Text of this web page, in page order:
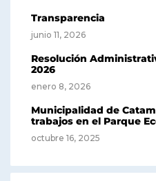
Transparencia
junio 11, 2026
Resolución
2026
enero 8, 2026
Municipalidad de
trabajos en el Parque
octubre 16, 2025